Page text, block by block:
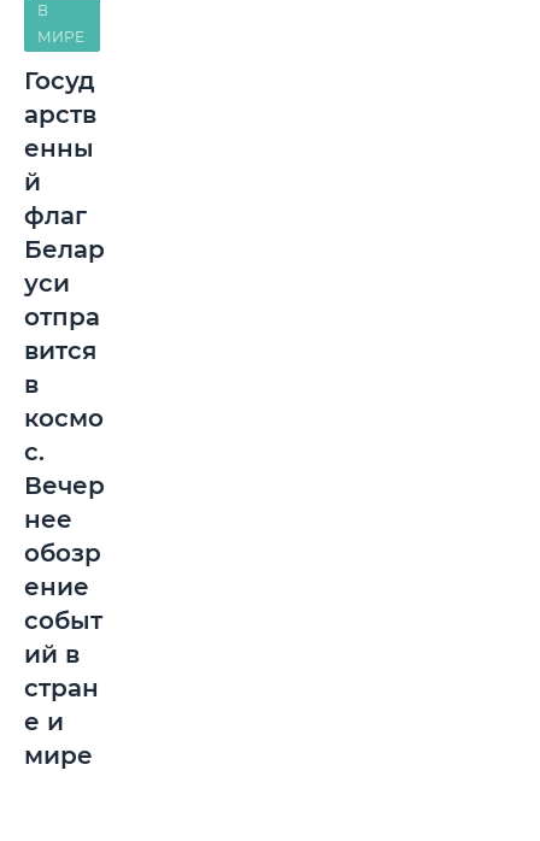
В
МИРЕ
Госуд
арств
енны
й
флаг
Белар
уси
отпра
вится
в
космо
с.
Вечер
нее
обозр
ение
событ
ий в
стран
е и
мире